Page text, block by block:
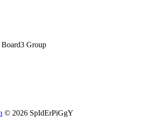
Group
© 2026 SpIdErPiGgY